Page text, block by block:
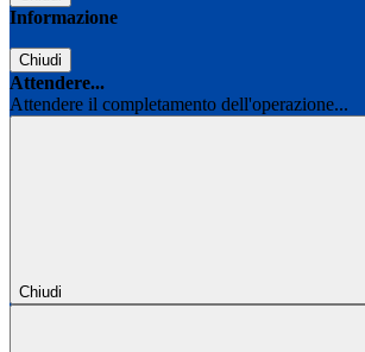
Informazione
Chiudi
Attendere...
Attendere il completamento dell'operazione...
Chiudi